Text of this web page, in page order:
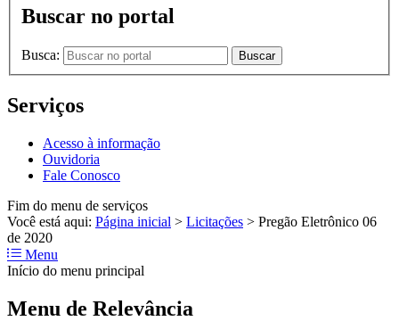
Buscar no portal
Busca: Buscar
Serviços
Acesso à informação
Ouvidoria
Fale Conosco
Fim do menu de serviços
Você está aqui: Página inicial > Licitações > Pregão Eletrônico 06
de 2020
Menu
Início do menu principal
Menu de Relevância